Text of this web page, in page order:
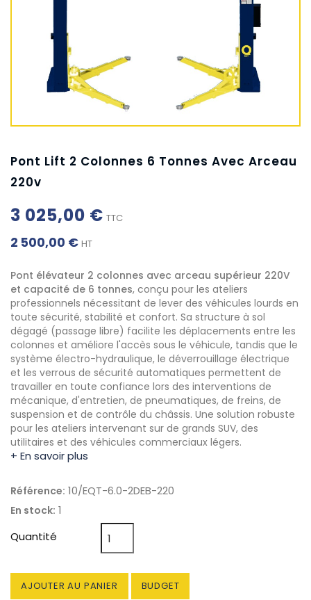
Pont Lift 2 Colonnes 6 Tonnes Avec Arceau
220v
3 025,00 € TTC
2 500,00 € HT
Pont élévateur 2 colonnes avec arceau supérieur 220V
et capacité de 6 tonnes, conçu pour les ateliers
professionnels nécessitant de lever des véhicules lourds en
toute sécurité, stabilité et confort. Sa structure à sol
dégagé (passage libre) facilite les déplacements entre les
colonnes et améliore l'accès sous le véhicule, tandis que le
système électro-hydraulique, le déverrouillage électrique
et les verrous de sécurité automatiques permettent de
travailler en toute confiance lors des interventions de
mécanique, d'entretien, de pneumatiques, de freins, de
suspension et de contrôle du châssis. Une solution robuste
pour les ateliers intervenant sur de grands SUV, des
utilitaires et des véhicules commerciaux légers.
+ En savoir plus
Référence: 10/EQT-6.0-2DEB-220
En stock: 1
Quantité
AJOUTER AU PANIER BUDGET